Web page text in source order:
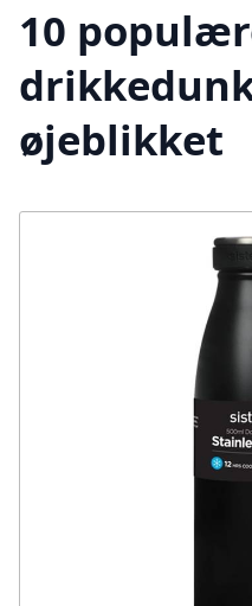
10
øjeblikket